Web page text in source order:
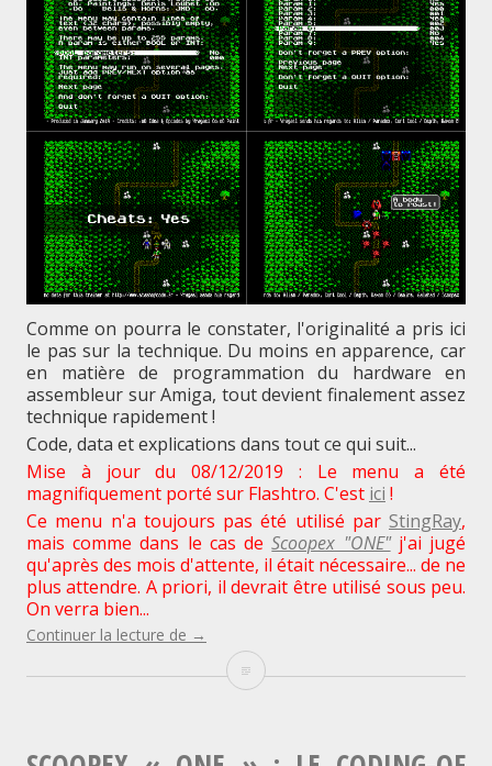
Comme on pourra le constater, l'originalité a pris ici
le pas sur la technique. Du moins en apparence, car
en matière de programmation du hardware en
assembleur sur Amiga, tout devient finalement assez
technique rapidement !
Code, data et explications dans tout ce qui suit...
Mise à jour du 08/12/2019 : Le menu a été
magnifiquement porté sur Flashtro. C'est ici !
Ce menu n'a toujours pas été utilisé par StingRay,
mais comme dans le cas deScoopex "ONE"j'ai jugé
qu'après des mois d'attente, il était nécessaire... de ne
plus attendre. A priori, il devrait être utilisé sous peu.
On verra bien...
Continuer la lecture de "Scoopex
« THREE »
→
Scoopex